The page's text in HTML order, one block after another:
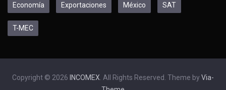
Economía Exportaciones México SAT
T-MEC
Copyright © 2026 INCOMEX . All Rights Reserved. Theme by Via-